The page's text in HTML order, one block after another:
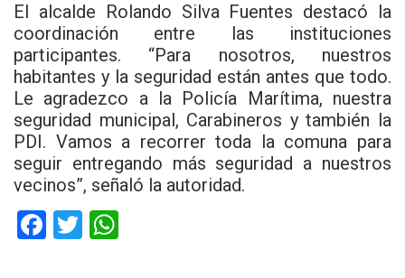
El alcalde Rolando Silva Fuentes destacó la
coordinación entre las instituciones
participantes. “Para nosotros, nuestros
habitantes y la seguridad están antes que todo.
Le agradezco a la Policía Marítima, nuestra
seguridad municipal, Carabineros y también la
PDI. Vamos a recorrer toda la comuna para
seguir entregando más seguridad a nuestros
vecinos”, señaló la autoridad.
F
T